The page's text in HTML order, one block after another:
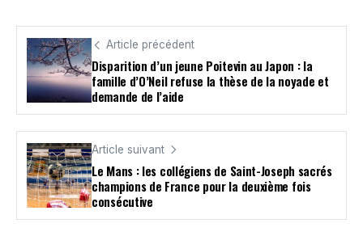
Article précédent
Disparition d’un jeune Poitevin au Japon : la
famille d’O’Neil refuse la thèse de la noyade et
demande de l’aide
Article suivant
Le Mans : les collégiens de Saint-Joseph sacrés
champions de France pour la deuxième fois
consécutive